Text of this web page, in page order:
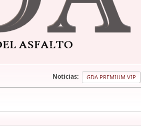
Noticias: GDA PREMIUM VIP